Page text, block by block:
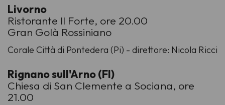
Livorno
Ristorante Il Forte, ore 20.00
Gran Golà Rossiniano
Corale Città di Pontedera (Pi) - direttore: Nicola Ricci
Rignano sull'Arno (FI)
Chiesa di San Clemente a Sociana, ore
21.00